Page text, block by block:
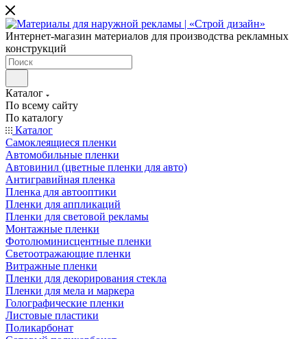
Интернет-магазин материалов для производства рекламных
конструкций
Каталог
По всему сайту
По каталогу
Каталог
Самоклеящиеся пленки
Автомобильные пленки
Автовинил (цветные пленки для авто)
Антигравийная пленка
Пленка для автооптики
Пленки для аппликаций
Пленки для световой рекламы
Монтажные пленки
Фотолюминисцентные пленки
Светоотражающие пленки
Витражные пленки
Пленки для декорирования стекла
Пленки для мела и маркера
Голографические пленки
Листовые пластики
Поликарбонат